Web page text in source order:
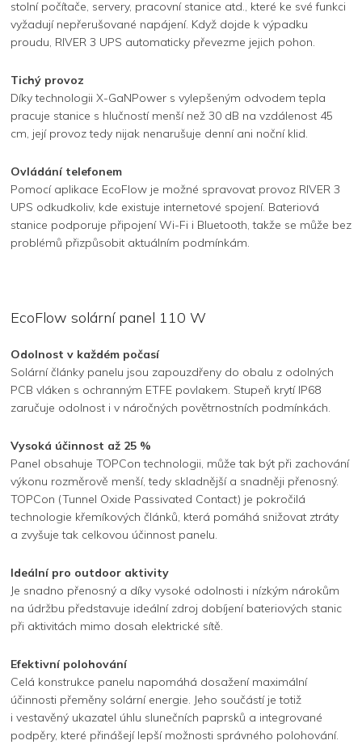
stolní počítače, servery, pracovní stanice atd., které ke své funkci
vyžadují nepřerušované napájení. Když dojde k výpadku
proudu, RIVER 3 UPS automaticky převezme jejich pohon.
Tichý provoz
Díky technologii X-GaNPower s vylepšeným odvodem tepla
pracuje stanice s hlučností menší než 30 dB na vzdálenost 45
cm, její provoz tedy nijak nenarušuje denní ani noční klid.
Ovládání telefonem
Pomocí aplikace EcoFlow je možné spravovat provoz RIVER 3
UPS odkudkoliv, kde existuje internetové spojení. Bateriová
stanice podporuje připojení Wi-Fi i Bluetooth, takže se může bez
problémů přizpůsobit aktuálním podmínkám.
EcoFlow solární panel 110 W
Odolnost v každém počasí
Solární články panelu jsou zapouzdřeny do obalu z odolných
PCB vláken s ochranným ETFE povlakem. Stupeň krytí IP68
zaručuje odolnost i v náročných povětrnostních podmínkách.
Vysoká účinnost až 25 %
Panel obsahuje TOPCon technologii, může tak být při zachování
výkonu rozměrově menší, tedy skladnější a snadněji přenosný.
TOPCon (Tunnel Oxide Passivated Contact) je pokročilá
technologie křemíkových článků, která pomáhá snižovat ztráty
a zvyšuje tak celkovou účinnost panelu.
Ideální pro outdoor aktivity
Je snadno přenosný a díky vysoké odolnosti i nízkým nárokům
na údržbu představuje ideální zdroj dobíjení bateriových stanic
při aktivitách mimo dosah elektrické sítě.
Efektivní polohování
Celá konstrukce panelu napomáhá dosažení maximální
účinnosti přeměny solární energie. Jeho součástí je totiž
i vestavěný ukazatel úhlu slunečních paprsků a integrované
podpěry, které přinášejí lepší možnosti správného polohování.